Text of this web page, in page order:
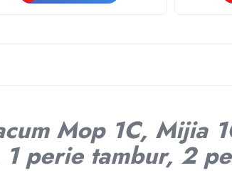
Mop 1C, Mijia
1 perie tambur, 2